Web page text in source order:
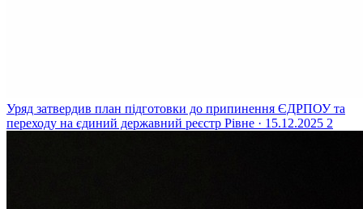
Уряд затвердив план підготовки до припинення ЄДРПОУ та
переходу на єдиний державний реєстр Рівне · 15.12.2025 2